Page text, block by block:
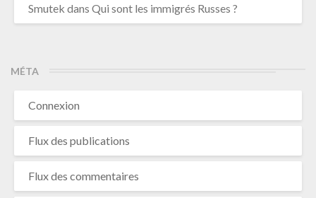
Smutek dans Qui sont les immigrés Russes ?
MÉTA
Connexion
Flux des publications
Flux des commentaires